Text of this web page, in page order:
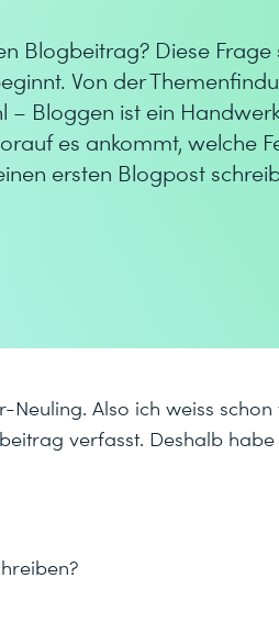
Blogbeitrag? Diese
Von der
Bloggen ist ein
es ankommt, welche
ersten Blogpost
Also ich weiss
verfasst. Deshalb